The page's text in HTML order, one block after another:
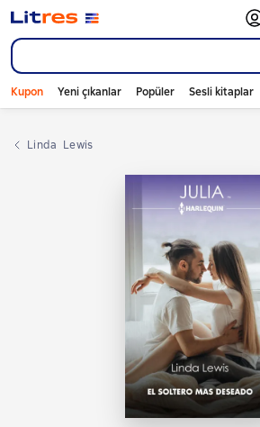
Kupon Yeni çıkanlar Popüler Sesli kitaplar
Linda  Lewis